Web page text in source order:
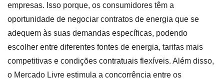
empresas. Isso porque, os consumidores têm a
oportunidade de negociar contratos de energia que se
adequem às suas demandas específicas, podendo
escolher entre diferentes fontes de energia, tarifas mais
competitivas e condições contratuais flexíveis. Além disso,
o Mercado Livre estimula a concorrência entre os